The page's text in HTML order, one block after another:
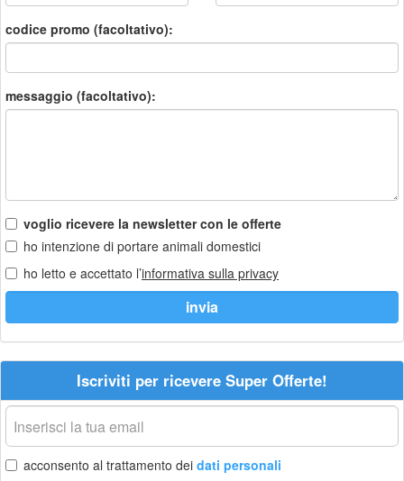
codice promo (facoltativo):
messaggio (facoltativo):
voglio ricevere la newsletter con le offerte
ho intenzione di portare animali domestici
ho letto e accettato l’informativa sulla privacy
Iscriviti per ricevere Super Offerte!
La
tua
email
acconsento al trattamento dei dati personali